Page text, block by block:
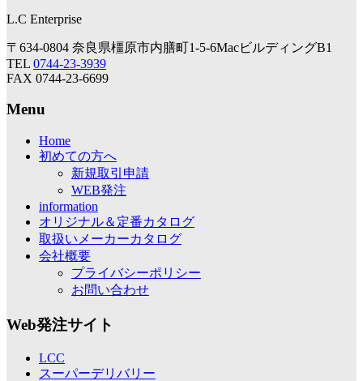
L.C Enterprise
〒634-0804 奈良県橿原市内膳町1-5-6MacビルディングB1
TEL 0744-23-3939
FAX 0744-23-6699
Menu
Home
初めての方へ
新規取引申請
WEB発注
information
オリジナル＆定番カタログ
取扱いメーカーカタログ
会社概要
プライバシーポリシー
お問い合わせ
Web発注サイト
LCC
スーパーデリバリー